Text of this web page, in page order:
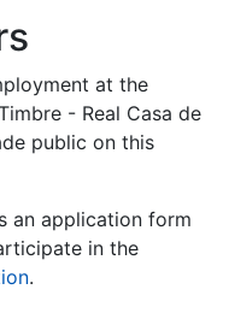
at the
- Real Casa de
public on this
an application form
in the
.